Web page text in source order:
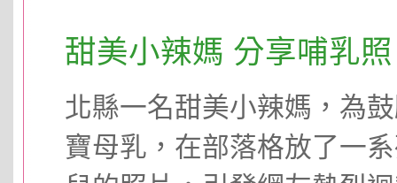
甜美小辣媽 分享哺乳照
北縣一名甜美小辣媽，為
寶母乳，在部落格放了一